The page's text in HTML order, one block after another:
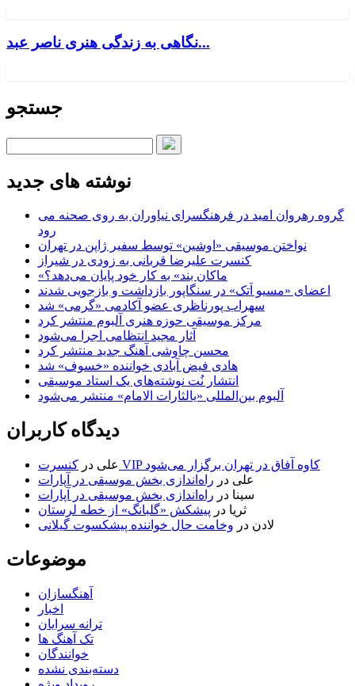
نگاهی به زندگی هنری ناصر عبد...
جستجو
نوشته های جدید
گروه رهروان امید در فرهنگسرای نیاوران به روی صحنه می
رود
نواختن موسیقی «اوشین» توسط سفیر ژاپن در تهران
کنسرت علیرضا قربانی به زودی در شیراز
«ماکان بند» به کار خود پایان می‌دهد؟
اعضای «مسیو اَتک» در سنگاپور بازداشت و بازجویی شدند
سهراب پورناظری عضو آکادمی «گرمی» شد
مرکز موسیقی حوزه هنری آلبوم منتشر کرد
آثار مجید انتظامی اجرا می‌شود
محسن چاوشی آهنگ جدید منتشر کرد
هادی فیض آبادی خواننده «خسوف» شد
انتشار نُت نوشته‌های یک استاد موسیقی
آلبوم بین‌المللی «یالثارات الامام» منتشر می‌شود
دیدگاه کاربران
علی در
کنسرت VIP کاوه آفاق در تهران برگزار می‌شود
علی در راه‌اندازی بخش موسیقی در آپارات
سینا در راه‌اندازی بخش موسیقی در آپارات
ثریا در پیشکش «گلبانگ» از خطه لرستان
لادن در وخامت حال خواننده پیشکسوت گیلانی
موضوعات
آهنگسازان
اخبار
ترانه سرایان
تک آهنگ ها
خوانندگان
دسته‌بندی نشده